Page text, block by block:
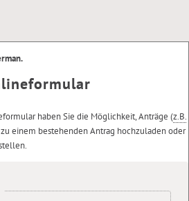
haben Sie die Möglichkeit, Anträge (z.B.
einem bestehenden Antrag hochzuladen oder